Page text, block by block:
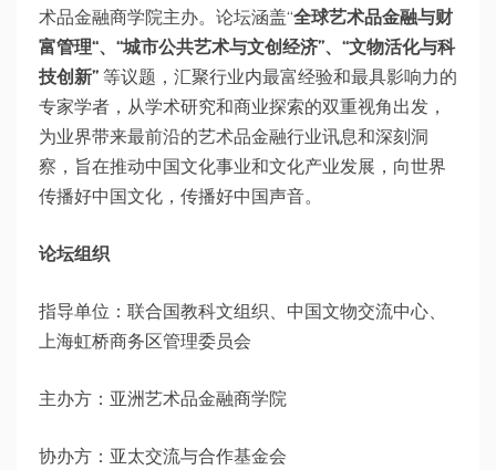
术品金融商学院主办。论坛涵盖“全球艺术品金融与财
富管理“、“城市公共艺术与文创经济”、“文物活化与科
技创新” 等议题，汇聚行业内最富经验和最具影响力的
专家学者，从学术研究和商业探索的双重视角出发，
为业界带来最前沿的艺术品金融行业讯息和深刻洞
察，旨在推动中国文化事业和文化产业发展，向世界
传播好中国文化，传播好中国声音。
论坛组织
指导单位：联合国教科文组织、中国文物交流中心、
上海虹桥商务区管理委员会
主办方：亚洲艺术品金融商学院
协办方：亚太交流与合作基金会